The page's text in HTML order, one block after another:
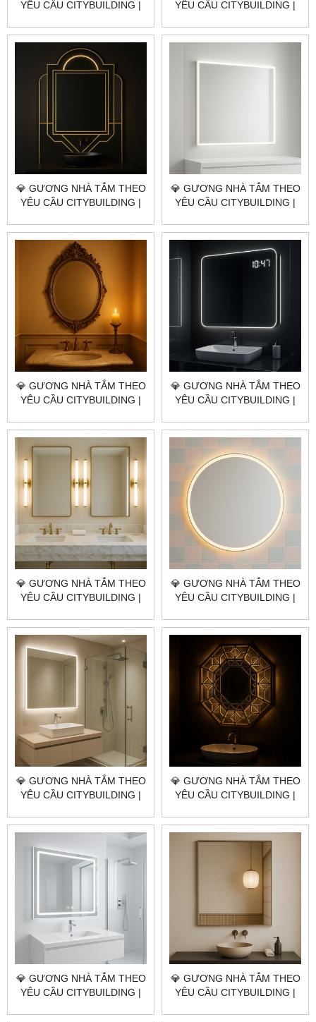
YÊU CẦU CITYBUILDING |
GIÁ GƯƠNG NHÀ TẮM
QUẬN 10 TP.HCM
YÊU CẦU CITYBUILDING |
GIÁ GƯƠNG NHÀ TẮM
💎 GƯƠNG NHÀ TẮM THEO
YÊU CẦU CITYBUILDING |
GIÁ GƯƠNG NHÀ TẮM
QUẬN 7 TP.HCM
💎 GƯƠNG NHÀ TẮM THEO
YÊU CẦU CITYBUILDING |
GIÁ GƯƠNG NHÀ TẮM
QUẬN 5 TP.HCM
💎 GƯƠNG NHÀ TẮM THEO
YÊU CẦU CITYBUILDING |
GIÁ GƯƠNG NHÀ TẮM
💎 GƯƠNG NHÀ TẮM THEO
YÊU CẦU CITYBUILDING |
GIÁ GƯƠNG NHÀ TẮM
💎 GƯƠNG NHÀ TẮM THEO
YÊU CẦU CITYBUILDING |
GIÁ GƯƠNG NHÀ TẮM
QUẬN 1 TP.HCM
💎 GƯƠNG NHÀ TẮM THEO
YÊU CẦU CITYBUILDING |
GIÁ GƯƠNG NHÀ TẮM ĐẶC
KHU CÔN ĐẢO TP.HCM
💎 GƯƠNG NHÀ TẮM THEO
YÊU CẦU CITYBUILDING |
GIÁ GƯƠNG NHÀ TẮM XÃ
PHƯỚC HẢI TP.HCM
💎 GƯƠNG NHÀ TẮM THEO
YÊU CẦU CITYBUILDING |
GIÁ GƯƠNG NHÀ TẮM XÃ
💎 GƯƠNG NHÀ TẮM THEO
YÊU CẦU CITYBUILDING |
💎 GƯƠNG NHÀ TẮM THEO
YÊU CẦU CITYBUILDING |